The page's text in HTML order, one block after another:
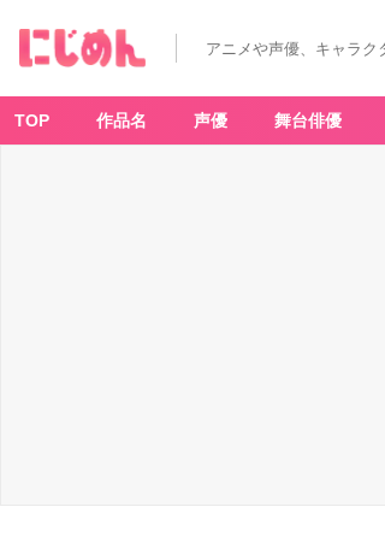
アニメや声優、キャラク
TOP 作品名 声優 舞台俳優